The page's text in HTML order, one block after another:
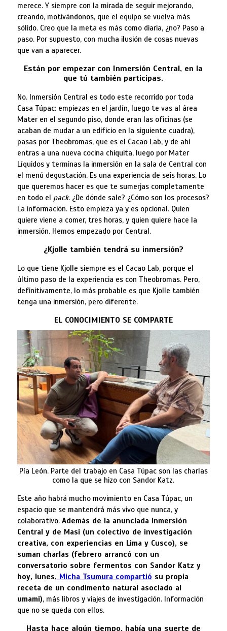
merece. Y siempre con la mirada de seguir mejorando,
creando, motivándonos, que el equipo se vuelva más
sólido. Creo que la meta es más como diaria, ¿no? Paso a
paso. Por supuesto, con mucha ilusión de cosas nuevas
que van a aparecer.
Están por empezar con Inmersión Central, en la
que tú también participas.
No. Inmersión Central es todo este recorrido por toda
Casa Túpac: empiezas en el jardín, luego te vas al área
Mater en el segundo piso, donde eran las oficinas (se
acaban de mudar a un edificio en la siguiente cuadra),
pasas por Theobromas, que es el Cacao Lab, y de ahí
entras a una nueva cocina chiquita, luego por Mater
Líquidos y terminas la inmersión en la sala de Central con
el menú degustación. Es una experiencia de seis horas. Lo
que queremos hacer es que te sumerjas completamente
en todo el pack. ¿De dónde sale? ¿Cómo son los procesos?
La información. Esto empieza ya y es opcional. Quien
quiere viene a comer, tres horas, y quien quiere hace la
inmersión. Hemos empezado por Central.
¿Kjolle también tendrá su inmersión?
Lo que tiene Kjolle siempre es el Cacao Lab, porque el
último paso de la experiencia es con Theobromas. Pero,
definitivamente, lo más probable es que Kjolle también
tenga una inmersión, pero diferente.
EL CONOCIMIENTO SE COMPARTE
Pía León. Parte del trabajo en Casa Túpac son las charlas
como la que se hizo con Sandor Katz.
Este año habrá mucho movimiento en Casa Túpac, un
espacio que se mantendrá más vivo que nunca, y
colaborativo. Además de la anunciada Inmersión
Central y de Masi (un colectivo de investigación
creativa, con experiencias en Lima y Cusco), se
suman charlas (febrero arrancó con un
conversatorio sobre fermentos con Sandor Katz y
hoy, lunes, Micha Tsumura compartió su propia
receta de un condimento natural asociado al
umami), más libros y viajes de investigación. Información
que no se queda con ellos.
Hasta hace algún tiempo, había una suerte de